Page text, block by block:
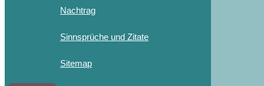
Nachtrag
Sinnsprüche und Zitate
Sitemap